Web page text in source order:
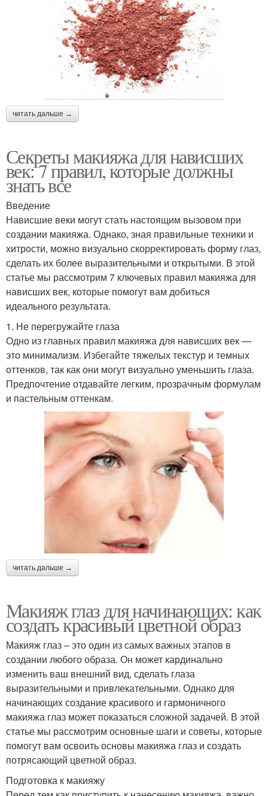
читать дальше →
Секреты макияжа для нависших
век: 7 правил, которые должны
знать все
Введение
Нависшие веки могут стать настоящим вызовом при
создании макияжа. Однако, зная правильные техники и
хитрости, можно визуально скорректировать форму глаз,
сделать их более выразительными и открытыми. В этой
статье мы рассмотрим 7 ключевых правил макияжа для
нависших век, которые помогут вам добиться
идеального результата.
1. Не перегружайте глаза
Одно из главных правил макияжа для нависших век —
это минимализм. Избегайте тяжелых текстур и темных
оттенков, так как они могут визуально уменьшить глаза.
Предпочтение отдавайте легким, прозрачным формулам
и пастельным оттенкам.
читать дальше →
Макияж глаз для начинающих: как
создать красивый цветной образ
Макияж глаз – это один из самых важных этапов в
создании любого образа. Он может кардинально
изменить ваш внешний вид, сделать глаза
выразительными и привлекательными. Однако для
начинающих создание красивого и гармоничного
макияжа глаз может показаться сложной задачей. В этой
статье мы рассмотрим основные шаги и советы, которые
помогут вам освоить основы макияжа глаз и создать
потрясающий цветной образ.
Подготовка к макияжу